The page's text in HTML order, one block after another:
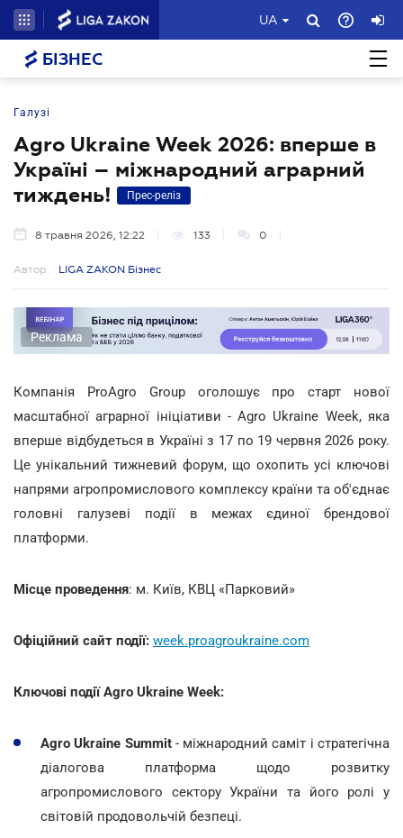
UA
БІЗНЕС
Галузі
Agro Ukraine Week 2026: вперше в
Україні – міжнародний аграрний
тиждень!
Прес-реліз
8 травня 2026, 12:22 133 0
Автор: LIGA ZAKON Бізнес
Реклама
Компанія ProAgro Group оголошує про старт нової
масштабної аграрної ініціативи - Agro Ukraine Week, яка
вперше відбудеться в Україні з 17 по 19 червня 2026 року.
Це унікальний тижневий форум, що охопить усі ключові
напрями агропромислового комплексу країни та об'єднає
головні галузеві події в межах єдиної брендової
платформи.
Місце проведення: м. Київ, КВЦ «Парковий»
Офіційний сайт події: week.proagroukraine.com
Ключові події Agro Ukraine Week:
Agro Ukraine Summit- міжнародний саміт і стратегічна
діалогова платформа щодо розвитку
агропромислового сектору України та його ролі у
світовій продовольчій безпеці.